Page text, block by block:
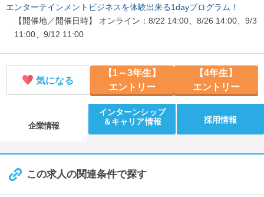
エンターテインメントビジネスを体験出来る1dayプログラム！
【開催地／開催日時】 オンライン：8/22 14:00、8/26 14:00、9/3
11:00、9/12 11:00
気になる
【1～3年生】
エントリー
【4年生】
エントリー
企業情報
インターンシップ
＆キャリア情報
採用情報
この求人の関連条件で探す